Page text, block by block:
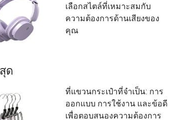
เลือกสไตล์ที่เหมาะสมกับ
ความต้องการด้านเสียงของ
คุณ
ด
ที่แขวนกระเป๋าที่จำเป็น: การ
ออกแบบ การใช้งาน และข้อดี
เพื่อตอบสนองความต้องการ